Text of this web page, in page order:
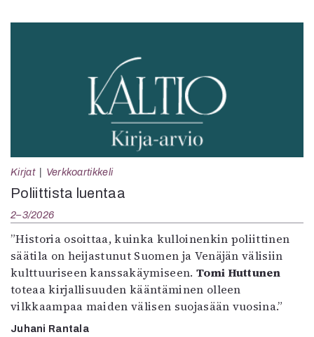
Kirjat Verkkoartikkeli
Poliittista luentaa
2–3/2026
”Historia osoittaa, kuinka kulloinenkin poliittinen
säätila on heijastunut Suomen ja Venäjän välisiin
kulttuuriseen kanssakäymiseen. Tomi Huttunen
toteaa kirjallisuuden kääntäminen olleen
vilkkaampaa maiden välisen suojasään vuosina.”
Juhani Rantala